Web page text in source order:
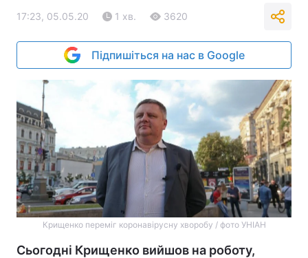
17:23, 05.05.20 1 хв. 3620
Підпишіться на нас в Google
Крищенко переміг коронавірусну хворобу / фото УНІАН
Сьогодні Крищенко вийшов на роботу,